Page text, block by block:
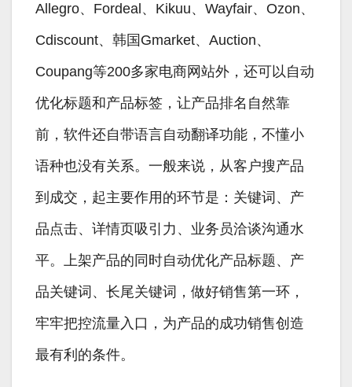
Allegro、Fordeal、Kikuu、Wayfair、Ozon、
Cdiscount、韩国Gmarket、Auction、
Coupang等200多家电商网站外，还可以自动
优化标题和产品标签，让产品排名自然靠
前，软件还自带语言自动翻译功能，不懂小
语种也没有关系。一般来说，从客户搜产品
到成交，起主要作用的环节是：关键词、产
品点击、详情页吸引力、业务员洽谈沟通水
平。上架产品的同时自动优化产品标题、产
品关键词、长尾关键词，做好销售第一环，
牢牢把控流量入口，为产品的成功销售创造
最有利的条件。